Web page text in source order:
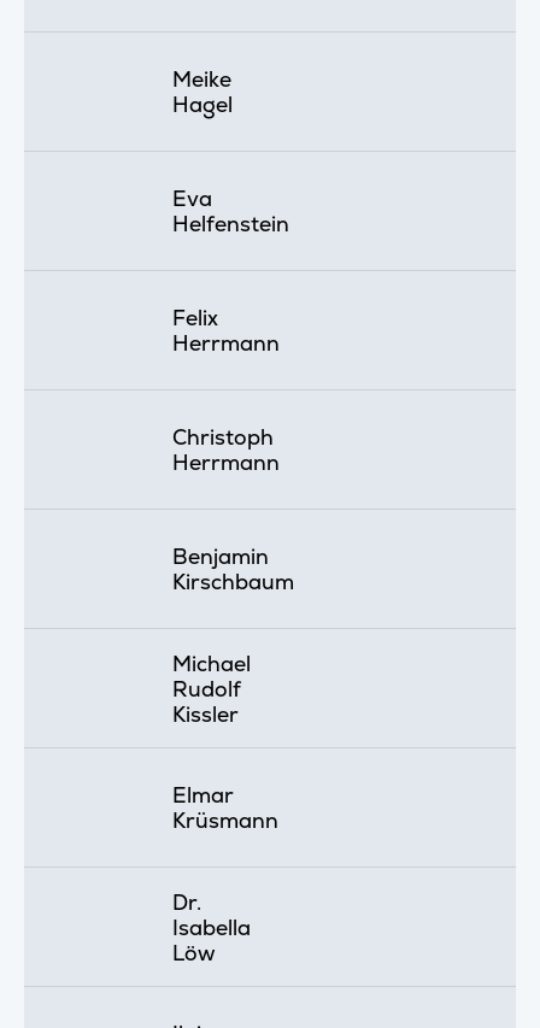
Meike
Hagel
Eva
Helfenstein
Felix
Herrmann
Christoph
Herrmann
Benjamin
Kirschbaum
Michael
Rudolf
Kissler
Elmar
Krüsmann
Dr.
Isabella
Löw